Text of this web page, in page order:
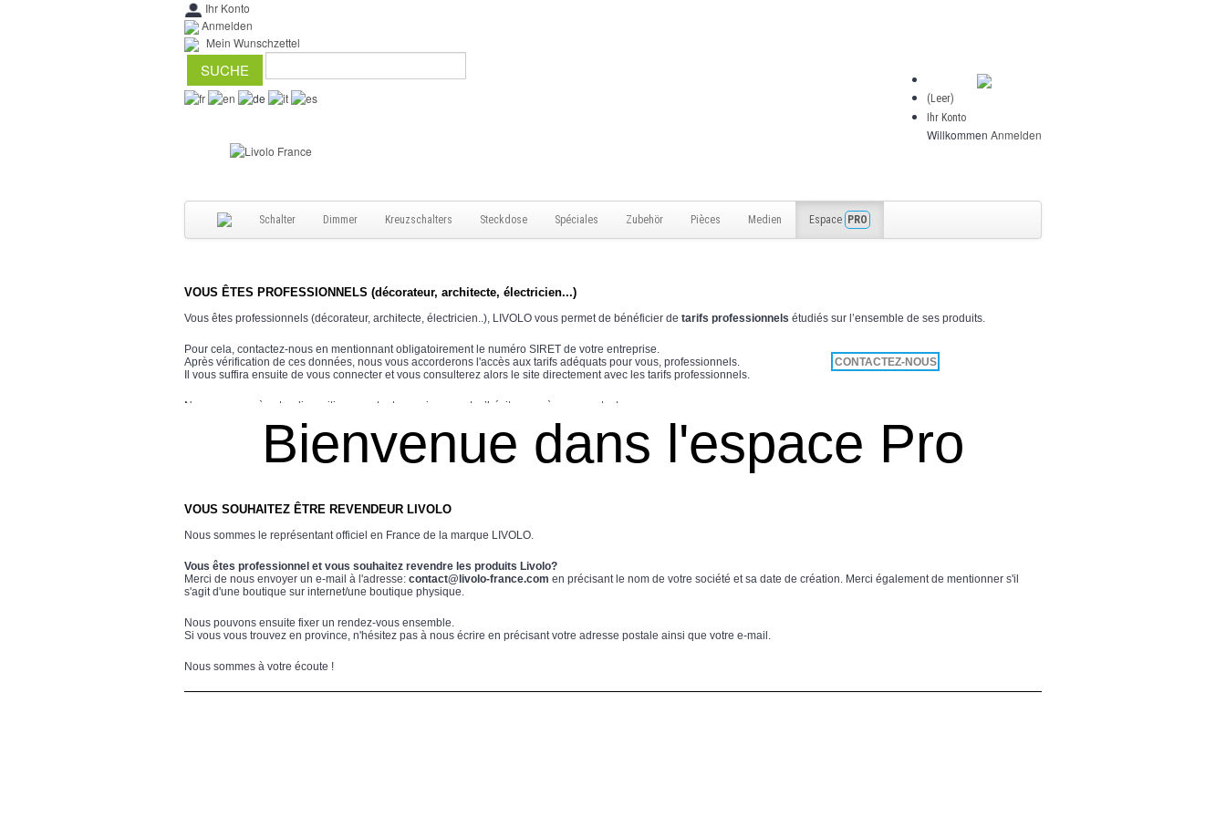
Ihr Konto
Anmelden
Mein Wunschzettel
(Leer)
Ihr Konto
Willkommen Anmelden
Schalter Dimmer Kreuzschalters Steckdose Spéciales Zubehör Pièces Medien Espace PRO
Bienvenue dans l'espace Pro
VOUS ÊTES PROFESSIONNELS (décorateur, architecte, électricien...)
Vous êtes professionnels (décorateur, architecte, électricien..), LIVOLO vous permet de bénéficier de tarifs professionnels étudiés sur l’ensemble de ses produits.
Pour cela, contactez-nous en mentionnant obligatoirement le numéro SIRET de votre entreprise.
Après vérification de ces données, nous vous accorderons l'accès aux tarifs adéquats pour vous, professionnels.
CONTACTEZ-NOUS
Il vous suffira ensuite de vous connecter et vous consulterez alors le site directement avec les tarifs professionnels.
Nous sommes à votre disposition pour tout renseignement, n’hésitez pas à nous contacter :
Par téléphone : +33 (0)9 50 97 09 09
Nous sommes à votre écoute !
VOUS SOUHAITEZ ÊTRE REVENDEUR LIVOLO
Nous sommes le représentant officiel en France de la marque LIVOLO.
Vous êtes professionnel et vous souhaitez revendre les produits Livolo?
Merci de nous envoyer un e-mail à l'adresse: contact@livolo-france.com en précisant le nom de votre société et sa date de création. Merci également de mentionner s'il
s'agit d'une boutique sur internet/une boutique physique.
Nous pouvons ensuite fixer un rendez-vous ensemble.
Si vous vous trouvez en province, n'hésitez pas à nous écrire en précisant votre adresse postale ainsi que votre e-mail.
Nous sommes à votre écoute !